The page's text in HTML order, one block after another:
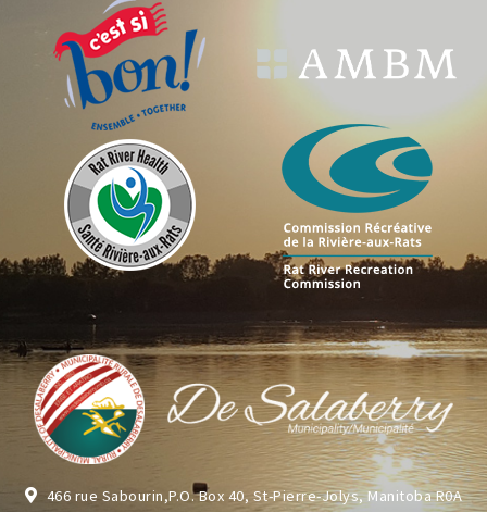
466 rue Sabourin,P.O. Box 40, St-Pierre-Jolys, Manitoba R0A